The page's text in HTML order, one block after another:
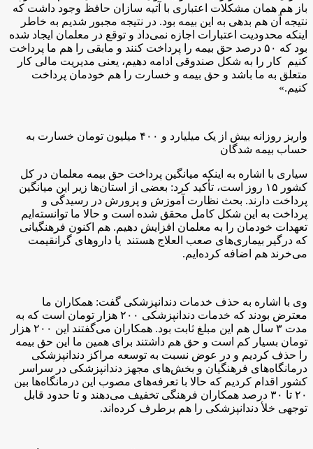
باز هم همان مشکلات اعتباری با آتیه سازان حافظ وجود داشت که
نتیجه آن هم بدهی به این بیمه بود. در نتیجه مجبور شدیم به خاطر
اینکه محدودیت اعتبارات اجازه نمی‌داد و توقع در معلمان ایجاد شده
بود که ۵۰ درصد حق بیمه را پرداخت کنند و مابقی را هم ما پرداخت
کنیم کار را به شکل صندوقی ادامه دهیم، یعنی مدیریت مالی کار
متعلق به ما باشد و حق بیمه و خسارت را هم خودمان پرداخت
کنیم.»
واریز روزانه بیش از یک میلیارد و ۴۰۰ میلیون تومان خسارت به
حساب بیمه شدگان
سیاری با اشاره به اینکه میانگین پرداخت حق بیمه معلمان در کل
کشور ۱۵ روز است، تأکید کرد: بعضی از استان‌ها زیر این میانگین
پرداخت دارند. بحث نظارت آموزش و پرورش در رسیدگی و
پرداخت به این شکل کامل محقق شده است و حالا ما توانسته‌ایم
تعهدات خودمان را به معلمان افزایش دهیم. هم اکنون فرهنگیانی
که درگیر بیماری‌های صعب العلاج هستند یا داروهای گرانقیمت
می‌خرند هم اضافه کرده‌ایم.
وی با اشاره به حذف خدمات دندانپزشکی گفت: همکاران ما
معترض بودند که خدمات دندانپزشکی ۲۰۰ هزار تومان است که به
مدت ۳ سال هم این مبلغ ثابت بود. همکاران می‌گفتند این ۲۰۰ هزار
تومان بسیار کم است و حق هم داشتند برای همین ما این حق بیمه
را حذف کردیم و در عوض نسبت به توسعه مراکز دندانپزشکی
درمانگاه‌های فرهنگیان و بخش‌های مجهز دندانپزشکی در سراسر
کشور اقدام کردیم که حالا با تعرفه‌های مصوب این درمانگاه‌ها بین
۲۰ تا ۳۰ درصد همکاران فرهنگی تخفیف می‌دهند و تا حدود قابل
توجهی خلأ دندانپزشکی را هم برطرف کرده‌اند.